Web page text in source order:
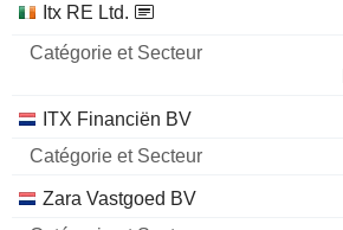
Itx RE Ltd.
ITX Financiën BV
Zara Vastgoed BV